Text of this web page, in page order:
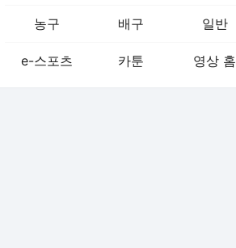
농구 배구 일반
e-스포츠 카툰 영상 홈